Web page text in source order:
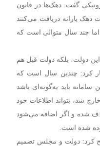
گفت: دهک‌ها در قانون
یارانه دریافت می‌کنند
اما چند سال متوالی است که
این دولت، بلکه دولت قبل هم
کرد: چندین سال است که
سامانه باید به‌گونه‌ای باشد
بگیر خارج شد، بتواند اطلاعات خود
شده و اگر اضافه می‌شود
شده است.
کرد: دولت و مجلس تصمیم